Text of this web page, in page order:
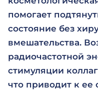
помогает
состояние без
вмешательства.
радиочастотной
стимуляции
что приводит к